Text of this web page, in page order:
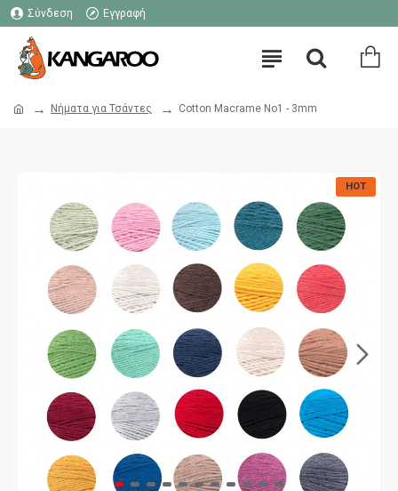
Σύνδεση Εγγραφή
Νήματα για Τσάντες Cotton Macrame No1 - 3mm
HOT